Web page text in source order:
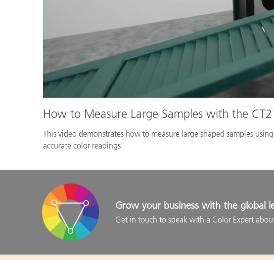
How to Measure Large Samples with the
This video demonstrates how to measure large shaped samples
accurate color readings.
Grow your business with the global
Get in touch to speak with a Color Expert